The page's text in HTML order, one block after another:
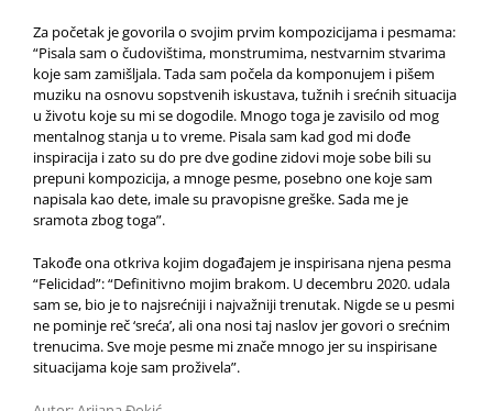
Za početak je govorila o svojim prvim kompozicijama i pesmama:
“Pisala sam o čudovištima, monstrumima, nestvarnim stvarima
koje sam zamišljala. Tada sam počela da komponujem i pišem
muziku na osnovu sopstvenih iskustava, tužnih i srećnih situacija
u životu koje su mi se dogodile. Mnogo toga je zavisilo od mog
mentalnog stanja u to vreme. Pisala sam kad god mi dođe
inspiracija i zato su do pre dve godine zidovi moje sobe bili su
prepuni kompozicija, a mnoge pesme, posebno one koje sam
napisala kao dete, imale su pravopisne greške. Sada me je
sramota zbog toga”.
Takođe ona otkriva kojim događajem je inspirisana njena pesma
“Felicidad”: “Definitivno mojim brakom. U decembru 2020. udala
sam se, bio je to najsrećniji i najvažniji trenutak. Nigde se u pesmi
ne pominje reč ‘sreća’, ali ona nosi taj naslov jer govori o srećnim
trenucima. Sve moje pesme mi znače mnogo jer su inspirisane
situacijama koje sam proživela”.